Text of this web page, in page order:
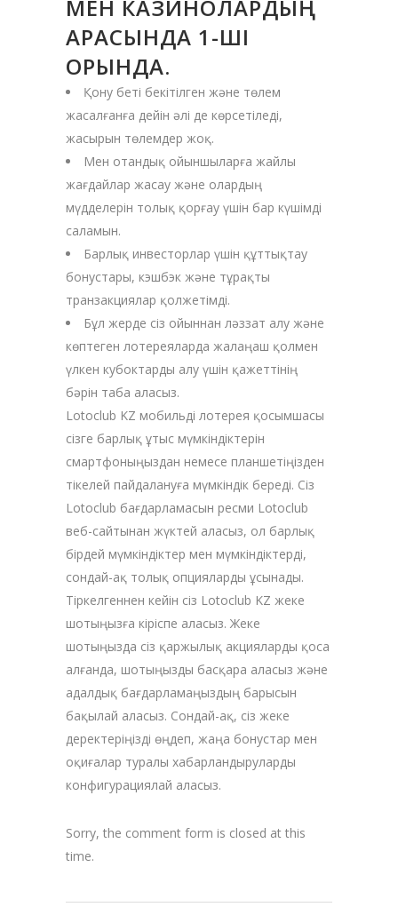
МЕН КАЗИНОЛАРДЫҢ
АРАСЫНДА 1-ШІ
ОРЫНДА.
Қону беті бекітілген және төлем
жасалғанға дейін әлі де көрсетіледі,
жасырын төлемдер жоқ.
Мен отандық ойыншыларға жайлы
жағдайлар жасау және олардың
мүдделерін толық қорғау үшін бар күшімді
саламын.
Барлық инвесторлар үшін құттықтау
бонустары, кэшбэк және тұрақты
транзакциялар қолжетімді.
Бұл жерде сіз ойыннан ләззат алу және
көптеген лотереяларда жалаңаш қолмен
үлкен кубоктарды алу үшін қажеттінің
бәрін таба аласыз.
Lotoclub KZ мобильді лотерея қосымшасы
сізге барлық ұтыс мүмкіндіктерін
смартфоныңыздан немесе планшетіңізден
тікелей пайдалануға мүмкіндік береді. Сіз
Lotoclub бағдарламасын ресми Lotoclub
веб-сайтынан жүктей аласыз, ол барлық
бірдей мүмкіндіктер мен мүмкіндіктерді,
сондай-ақ толық опцияларды ұсынады.
Тіркелгеннен кейін сіз Lotoclub KZ жеке
шотыңызға кіріспе аласыз. Жеке
шотыңызда сіз қаржылық акцияларды қоса
алғанда, шотыңызды басқара аласыз және
адалдық бағдарламаңыздың барысын
бақылай аласыз. Сондай-ақ, сіз жеке
деректеріңізді өңдеп, жаңа бонустар мен
оқиғалар туралы хабарландыруларды
конфигурациялай аласыз.
Sorry, the comment form is closed at this
time.